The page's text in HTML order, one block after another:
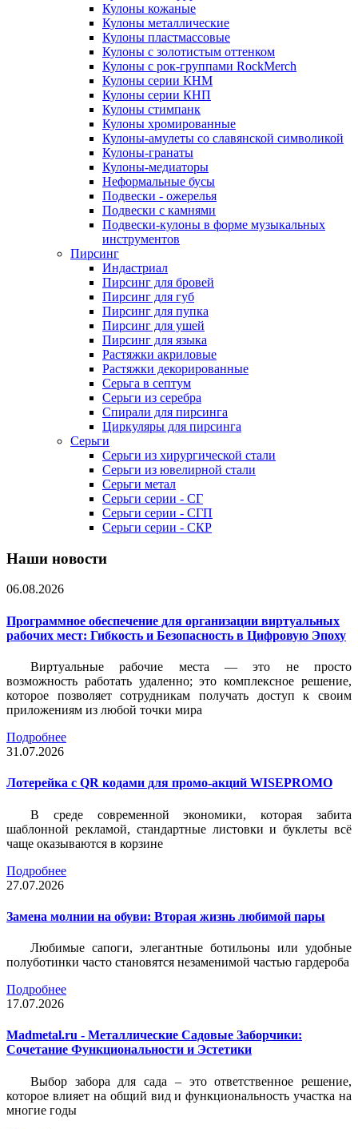
Кулоны кожаные
Кулоны металлические
Кулоны пластмассовые
Кулоны с золотистым оттенком
Кулоны с рок-группами RockMerch
Кулоны серии КНМ
Кулоны серии КНП
Кулоны стимпанк
Кулоны хромированные
Кулоны-амулеты со славянской символикой
Кулоны-гранаты
Кулоны-медиаторы
Неформальные бусы
Подвески - ожерелья
Подвески с камнями
Подвески-кулоны в форме музыкальных
инструментов
Пирсинг
Индастриал
Пирсинг для бровей
Пирсинг для губ
Пирсинг для пупка
Пирсинг для ушей
Пирсинг для языка
Растяжки акриловые
Растяжки декорированные
Серьга в септум
Серьги из серебра
Спирали для пирсинга
Циркуляры для пирсинга
Серьги
Серьги из хирургической стали
Серьги из ювелирной стали
Серьги метал
Серьги серии - СГ
Серьги серии - СГП
Серьги серии - СКР
Наши новости
06.08.2026
Программное обеспечение для организации виртуальных
рабочих мест: Гибкость и Безопасность в Цифровую Эпоху
Виртуальные рабочие места — это не просто
возможность работать удаленно; это комплексное решение,
которое позволяет сотрудникам получать доступ к своим
приложениям из любой точки мира
Подробнее
31.07.2026
Лотерейка c QR кодами для промо-акций WISEPROMO
В среде современной экономики, которая забита
шаблонной рекламой, стандартные листовки и буклеты всё
чаще оказываются в корзине
Подробнее
27.07.2026
Замена молнии на обуви: Вторая жизнь любимой пары
Любимые сапоги, элегантные ботильоны или удобные
полуботинки часто становятся незаменимой частью гардероба
Подробнее
17.07.2026
Madmetal.ru - Металлические Садовые Заборчики:
Сочетание Функциональности и Эстетики
Выбор забора для сада – это ответственное решение,
которое влияет на общий вид и функциональность участка на
многие годы